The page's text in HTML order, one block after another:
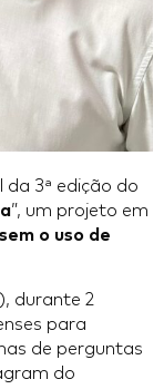
da 3ª edição do
”, um projeto em
sem o uso de
durante 2
para
de perguntas
do